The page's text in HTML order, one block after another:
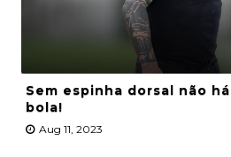
Sem espinha dorsal não
bola!
Aug 11, 2023